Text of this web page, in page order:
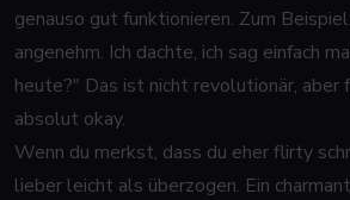
genauso gut funktionieren. Zum
angenehm. Ich dachte, ich sag einfach
heute?" Das ist nicht revolutionär, aber
absolut okay.
Wenn du merkst, dass du eher flirty
lieber leicht als überzogen. Ein